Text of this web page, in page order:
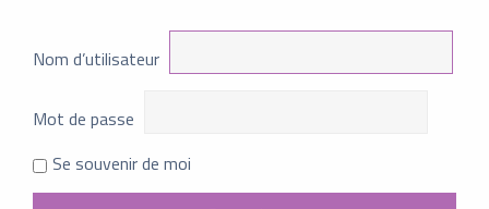
Nom d’utilisateur
Mot de passe
Se souvenir de moi